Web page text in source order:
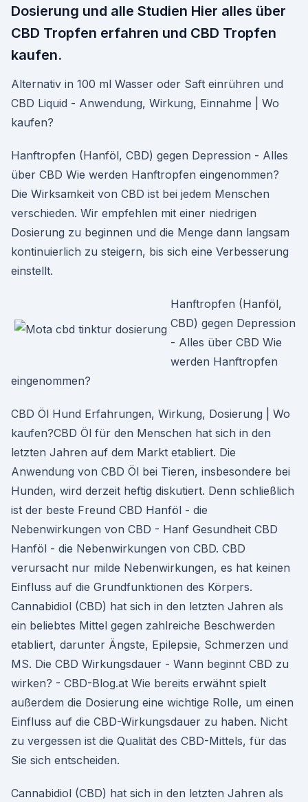
Dosierung und alle Studien Hier alles über
CBD Tropfen erfahren und CBD Tropfen
kaufen.
Alternativ in 100 ml Wasser oder Saft einrühren und
CBD Liquid - Anwendung, Wirkung, Einnahme | Wo
kaufen?
Hanftropfen (Hanföl, CBD) gegen Depression - Alles
über CBD Wie werden Hanftropfen eingenommen?
Die Wirksamkeit von CBD ist bei jedem Menschen
verschieden. Wir empfehlen mit einer niedrigen
Dosierung zu beginnen und die Menge dann langsam
kontinuierlich zu steigern, bis sich eine Verbesserung
einstellt.
Hanftropfen (Hanföl,
CBD) gegen Depression
- Alles über CBD Wie
werden Hanftropfen
eingenommen?
CBD Öl Hund Erfahrungen, Wirkung, Dosierung | Wo
kaufen?CBD Öl für den Menschen hat sich in den
letzten Jahren auf dem Markt etabliert. Die
Anwendung von CBD Öl bei Tieren, insbesondere bei
Hunden, wird derzeit heftig diskutiert. Denn schließlich
ist der beste Freund CBD Hanföl - die
Nebenwirkungen von CBD - Hanf Gesundheit CBD
Hanföl - die Nebenwirkungen von CBD. CBD
verursacht nur milde Nebenwirkungen, es hat keinen
Einfluss auf die Grundfunktionen des Körpers.
Cannabidiol (CBD) hat sich in den letzten Jahren als
ein beliebtes Mittel gegen zahlreiche Beschwerden
etabliert, darunter Ängste, Epilepsie, Schmerzen und
MS. Die CBD Wirkungsdauer - Wann beginnt CBD zu
wirken? - CBD-Blog.at Wie bereits erwähnt spielt
außerdem die Dosierung eine wichtige Rolle, um einen
Einfluss auf die CBD-Wirkungsdauer zu haben. Nicht
zu vergessen ist die Qualität des CBD-Mittels, für das
Sie sich entscheiden.
Cannabidiol (CBD) hat sich in den letzten Jahren als